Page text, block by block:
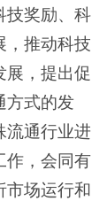
技奖励、科
，推动科技
展，提出促
方式的发
流通行业进
作，会同有
市场运行和